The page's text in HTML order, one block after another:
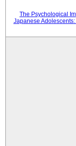
The Psychological
Japanese